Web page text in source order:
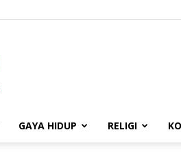
GAYA HIDUP RELIGI